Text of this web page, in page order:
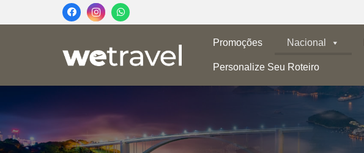
Promoções Nacional
Personalize Seu Roteiro